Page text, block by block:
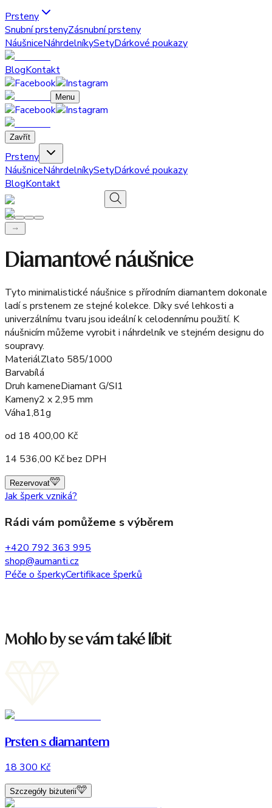
Prsteny
Snubní prstenyZásnubní prsteny
NáušniceNáhrdelníkySetyDárkové poukazy
BlogKontakt
Menu
Zavřít
Prsteny
NáušniceNáhrdelníkySetyDárkové poukazy
BlogKontakt
Diamantové náušnice
Tyto minimalistické náušnice s přírodním diamantem dokonale
ladí s prstenem ze stejné kolekce. Díky své lehkosti a
univerzálnímu tvaru jsou ideální k celodennímu použití. K
náušnicím můžeme vyrobit i náhrdelník ve stejném designu do
soupravy.
MateriálZlato 585/1000
Barvabílá
Druh kameneDiamant G/SI1
Kameny2 x 2,95 mm
Váha1,81g
od 18 400,00 Kč
14 536,00 Kč bez DPH
Rezervovat
Jak šperk vzniká?
Rádi vám pomůžeme s výběrem
+420 792 363 995
shop@aumanti.cz
Péče o šperkyCertifikace šperků
Mohlo by se vám také líbit
Prsten s diamantem
18 300 Kč
Szczegóły biżuterii